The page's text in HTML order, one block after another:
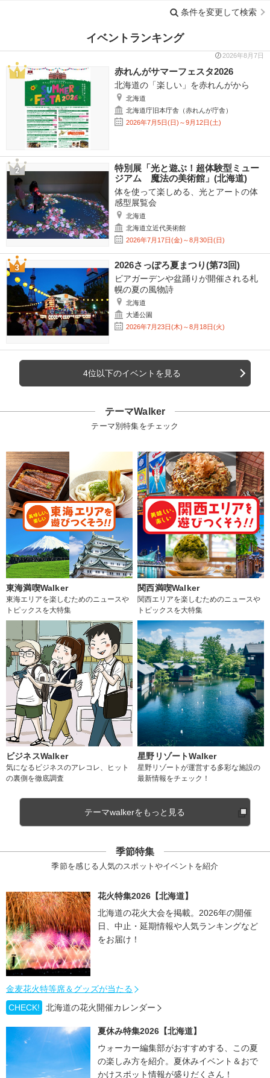
条件を変更して検索
イベントランキング
2026年8月7日
赤れんがサマーフェスタ2026
北海道の「楽しい」を赤れんがから
北海道
北海道庁旧本庁舎（赤れんが庁舎）
2026年7月5日(日)～9月12日(土)
特別展「光と遊ぶ！超体験型ミュー
ジアム 魔法の美術館」(北海道)
体を使って楽しめる、光とアートの体
感型展覧会
北海道
北海道立近代美術館
2026年7月17日(金)～8月30日(日)
2026さっぽろ夏まつり(第73回)
ビアガーデンや盆踊りが開催される札
幌の夏の風物詩
北海道
大通公園
2026年7月23日(木)～8月18日(火)
4位以下のイベントを見る
テーマWalker
テーマ別特集をチェック
東海満喫Walker
東海エリアを楽しむためのニュースや
トピックスを大特集
関西満喫Walker
関西エリアを楽しむためのニュースや
トピックスを大特集
ビジネスWalker
気になるビジネスのアレコレ、ヒット
の裏側を徹底調査
星野リゾートWalker
星野リゾートが運営する多彩な施設の
最新情報をチェック！
テーマwalkerをもっと見る
季節特集
季節を感じる人気のスポットやイベントを紹介
花火特集2026【北海道】
北海道の花火大会を掲載。2026年の開催
日、中止・延期情報や人気ランキングなど
をお届け！
金麦花火特等席＆グッズが当たる
CHECK!
北海道の花火開催カレンダー
夏休み特集2026【北海道】
ウォーカー編集部がおすすめする、この夏
の楽しみ方を紹介。夏休みイベント＆おで
かけスポット情報が盛りだくさん！